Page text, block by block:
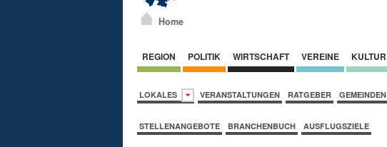
Home
REGION POLITIK WIRTSCHAFT VEREINE KULTUR
LOKALES VERANSTALTUNGEN RATGEBER GEMEINDEN
STELLENANGEBOTE BRANCHENBUCH AUSFLUGSZIELE